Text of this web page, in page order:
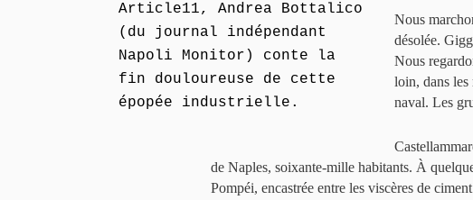
Article11, Andrea Bottalico
(du journal indépendant
Napoli Monitor) conte la
fin douloureuse de cette
épopée industrielle.
Nous
désolée.
Nous
loin, dans les
naval. Les
de Naples, soixante-mille habitants. À
Pompéi, encastrée entre les viscères de